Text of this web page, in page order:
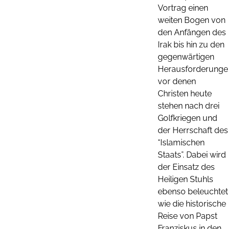
Vortrag einen
weiten Bogen von
den Anfängen des
Irak bis hin zu den
gegenwärtigen
vor denen
Christen heute
stehen nach drei
Golfkriegen und
der Herrschaft des
“Islamischen
Staats”. Dabei wird
der Einsatz des
Heiligen Stuhls
ebenso beleuchtet
wie die historische
Reise von Papst